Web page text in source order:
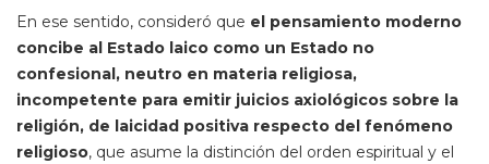
En ese sentido, consideró que el pensamiento moderno
concibe al Estado laico como un Estado no
confesional, neutro en materia religiosa,
incompetente para emitir juicios axiológicos sobre la
religión, de laicidad positiva respecto del fenómeno
religioso, que asume la distinción del orden espiritual y el